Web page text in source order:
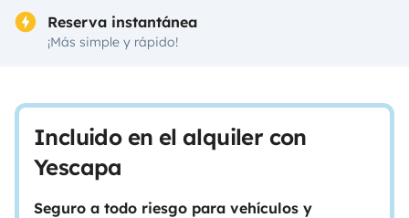
Reserva instantánea
¡Más simple y rápido!
Incluido en el alquiler con
Yescapa
Seguro a todo riesgo para vehículos y